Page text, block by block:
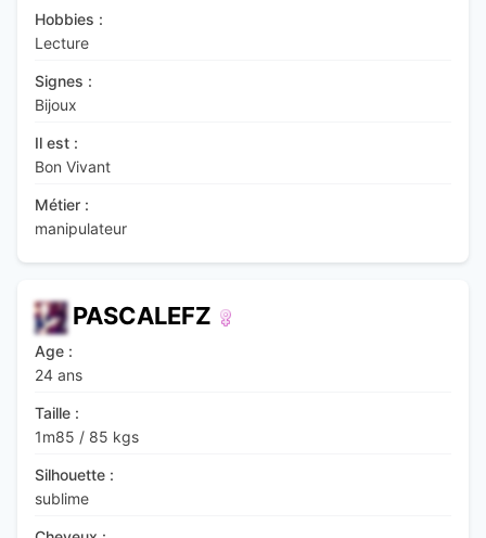
Hobbies :
Lecture
Signes :
Bijoux
Il est :
Bon Vivant
Métier :
manipulateur
PASCALEFZ
Age :
24 ans
Taille :
1m85 / 85 kgs
Silhouette :
sublime